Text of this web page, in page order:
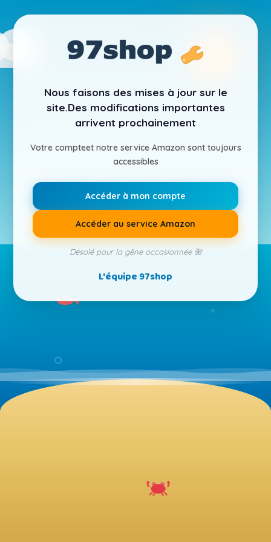
Nous faisons des mises à jour sur le
site.Des modifications importantes
arrivent prochainement
Votre compteet notre service Amazon sont toujours
accessibles
Accéder à mon compte
Accéder au service Amazon
Désolé pour la gêne occasionnée 🌺
L'équipe 97shop